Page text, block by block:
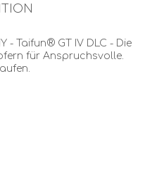
- Taifun® GT IV DLC - Die
für Anspruchsvolle.